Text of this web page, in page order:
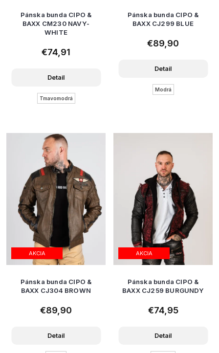
Pánska bunda CIPO &
BAXX CM230 NAVY-
WHITE
€74,91
Detail
Tmavomodrá
Pánska bunda CIPO &
BAXX CJ299 BLUE
€89,90
Detail
Modrá
AKCIA
Pánska bunda CIPO &
BAXX CJ304 BROWN
€89,90
Detail
AKCIA
Pánska bunda CIPO &
BAXX CJ259 BURGUNDY
€74,95
Detail